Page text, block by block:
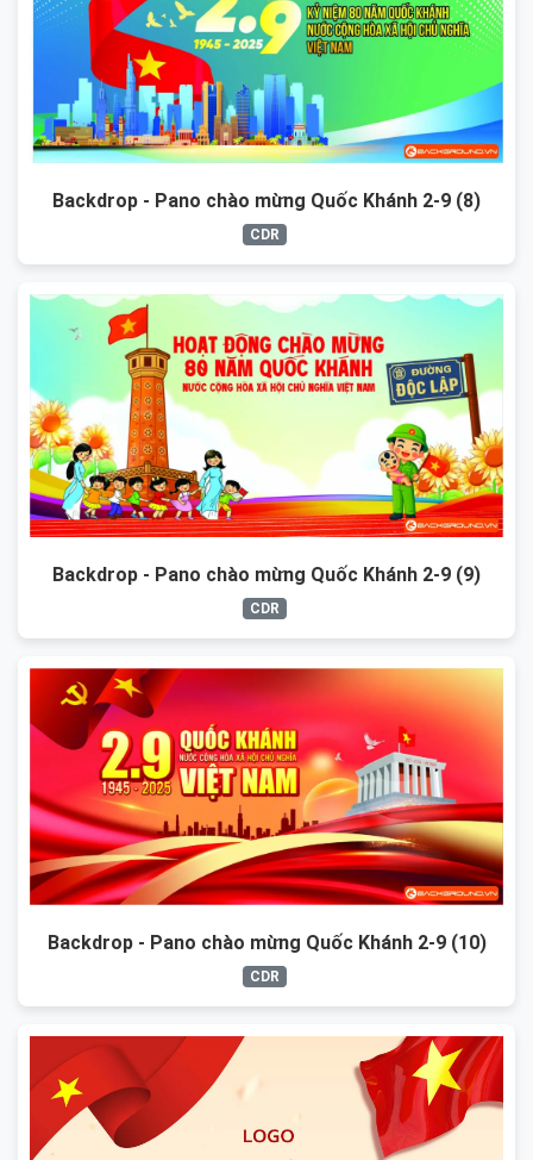
Backdrop - Pano chào mừng Quốc Khánh 2-9 (8)
CDR
Backdrop - Pano chào mừng Quốc Khánh 2-9 (9)
CDR
Backdrop - Pano chào mừng Quốc Khánh 2-9 (10)
CDR